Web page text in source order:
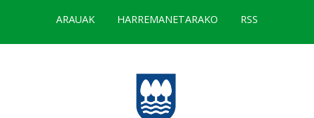
ARAUAK
HARREMANETARAKO RSS